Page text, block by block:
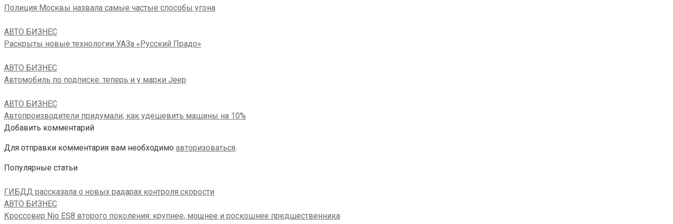
Полиция Москвы назвала самые частые способы угона
АВТО БИЗНЕС
Раскрыты новые технологии УАЗа «Русский Прадо»
АВТО БИЗНЕС
Автомобиль по подписке: теперь и у марки Jeep
АВТО БИЗНЕС
Автопроизводители придумали, как удешевить машины на 10%
Добавить комментарий
Для отправки комментария вам необходимо авторизоваться.
Популярные статьи
ГИБДД рассказала о новых радарах контроля скорости
АВТО БИЗНЕС
Кроссовер Nio ES8 второго поколения: крупнее, мощнее и роскошнее предшественника